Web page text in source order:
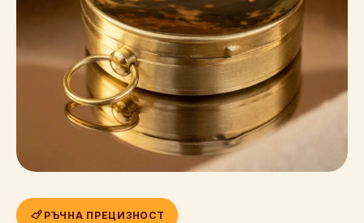
РЪЧНА ПРЕЦИЗНОСТ